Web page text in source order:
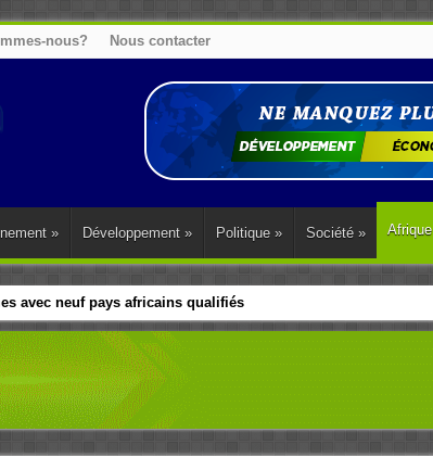
nous? Nous contacter
» Développement » Politique » Société » Afrique
avec neuf pays africains qualifiés
de parler d’une seule voix sur la question des réparations